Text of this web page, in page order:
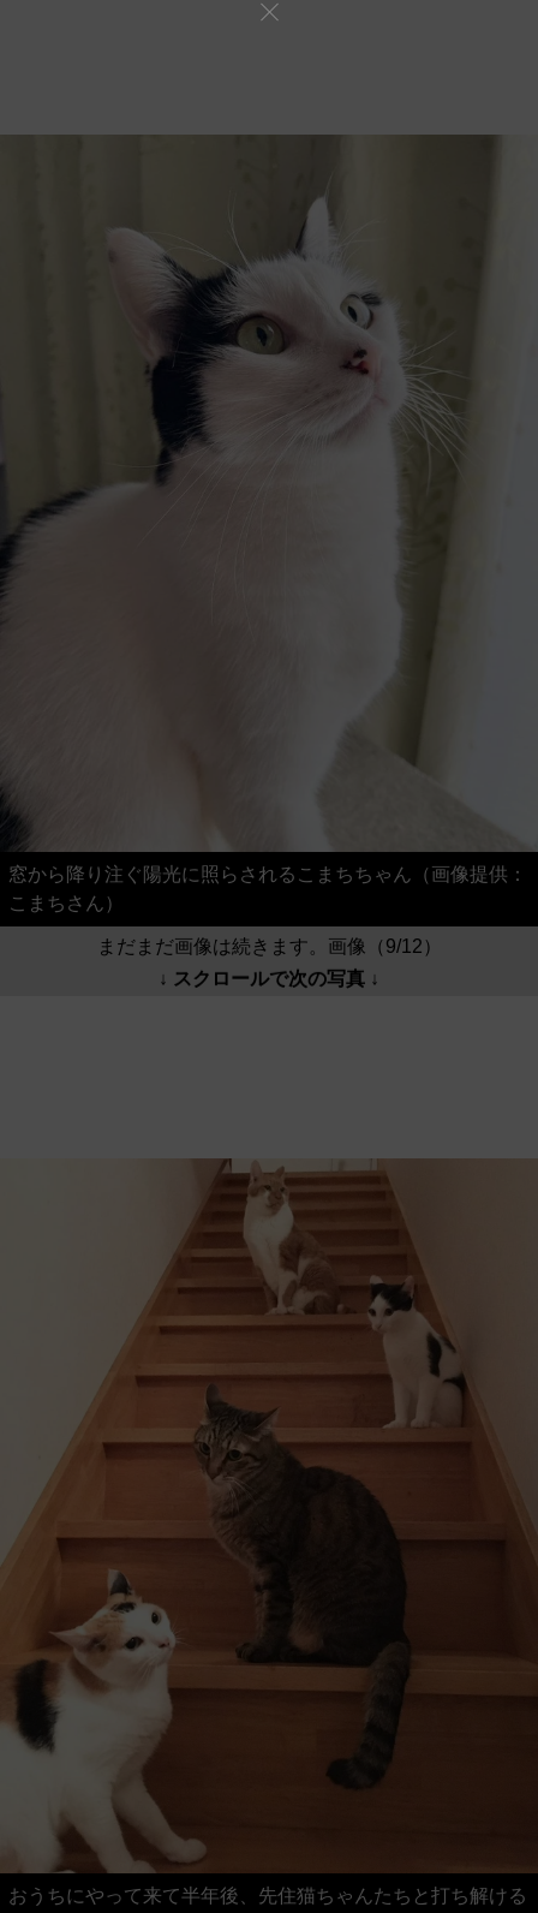
窓から降り注ぐ陽光に照らされるこまちちゃん（画像提供：
こまちさん）
まだまだ画像は続きます。画像（9/12）
↓ スクロールで次の写真 ↓
おうちにやって来て半年後、先住猫ちゃんたちと打ち解ける